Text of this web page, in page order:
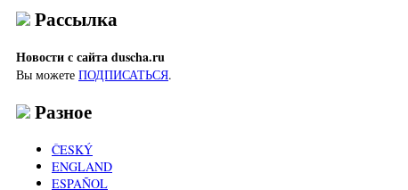
Рассылка
Новости с сайта duscha.ru
Вы можете ПОДПИСАТЬСЯ.
Разное
ČESKÝ
ENGLAND
ESPAÑOL